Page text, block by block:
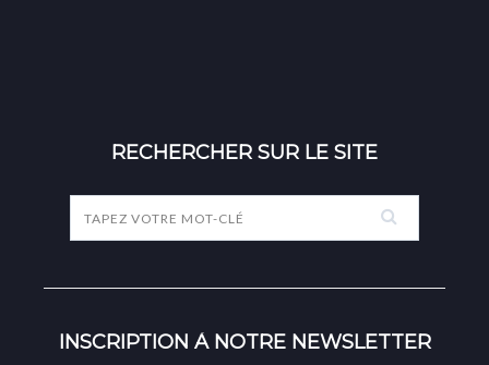
RECHERCHER SUR LE SITE
INSCRIPTION À NOTRE NEWSLETTER